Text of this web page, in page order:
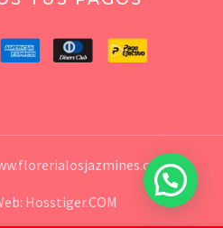
Hosstiger.COM